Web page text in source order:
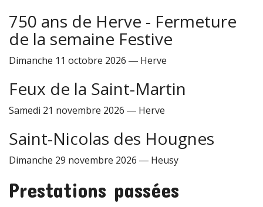
750 ans de Herve - Fermeture
de la semaine Festive
Dimanche 11 octobre 2026 ― Herve
Feux de la Saint-Martin
Samedi 21 novembre 2026 ― Herve
Saint-Nicolas des Hougnes
Dimanche 29 novembre 2026 ― Heusy
Prestations passées